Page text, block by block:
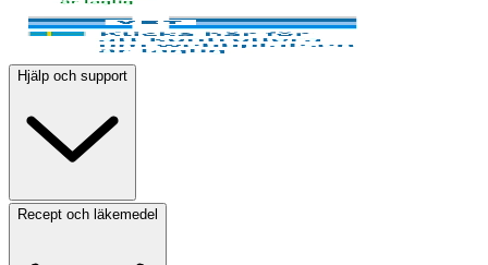
Hjälp och support
Recept och läkemedel